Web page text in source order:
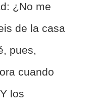
¿No me
de la casa
pues,
cuando
Y los